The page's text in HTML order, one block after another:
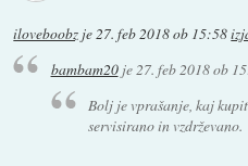
iloveboobz je27. feb 2018 ob 15:58
bambam20je27. feb 2018 ob
Bolj je vprašanje, kaj
servisirano in vzdrževano.